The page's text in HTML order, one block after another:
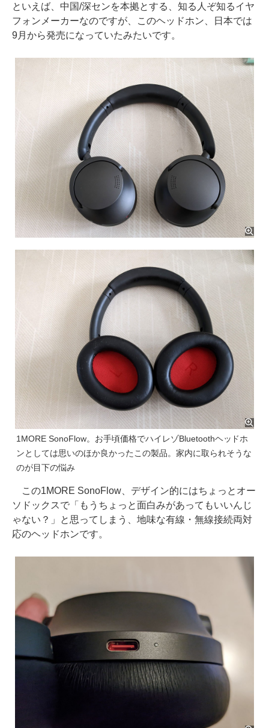
といえば、中国/深センを本拠とする、知る人ぞ知るイヤ
フォンメーカーなのですが、このヘッドホン、日本では
9月から発売になっていたみたいです。
1MORE SonoFlow。お手頃価格でハイレゾBluetoothヘッドホ
ンとしては思いのほか良かったこの製品。家内に取られそうな
のが目下の悩み
この1MORE SonoFlow、デザイン的にはちょっとオー
ソドックスで「もうちょっと面白みがあってもいいんじ
ゃない？」と思ってしまう、地味な有線・無線接続両対
応のヘッドホンです。